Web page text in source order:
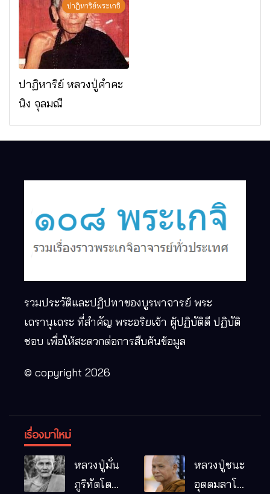
ดาราภิรมย์ อ.แม่ริม
จ.เชียงใหม่
ปาฏิหาริย์พระเกจิ
ปาฏิหาริย์ หลวงปู่คำคะ
นิง จุลมณี
รวมประวัติและปฏิปทาของบูรพาจารย์ พระ
เถรานุเถระ ที่สำคัญ พระอริยเจ้า ผู้ปฏิบัติดี ปฏิบัติ
ชอบ เพื่อให้สะดวกต่อการสืบค้นข้อมูล
© copyright 2026
เรื่องมาใหม่
หลวงปู่มั่น
ภูริทัตโต
หลวงปู่ชนะ
อุตตมลาโภ